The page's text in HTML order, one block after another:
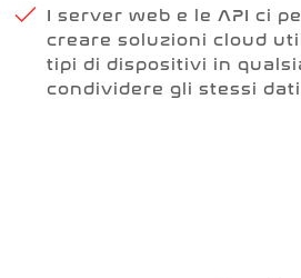
I server web e le API ci
creare soluzioni cloud
tipi di dispositivi in
condividere gli stessi